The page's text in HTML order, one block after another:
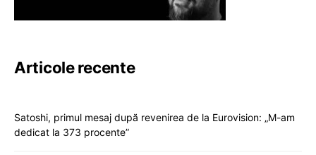
Articole recente
Satoshi, primul mesaj după revenirea de la Eurovision: „M-am
dedicat la 373 procente”